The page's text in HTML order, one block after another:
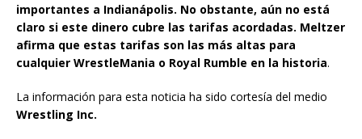
importantes a Indianápolis. No obstante, aún no está
claro si este dinero cubre las tarifas acordadas. Meltzer
afirma que estas tarifas son las más altas para
cualquier WrestleMania o Royal Rumble en la historia.
La información para esta noticia ha sido cortesía del medio
Wrestling Inc.